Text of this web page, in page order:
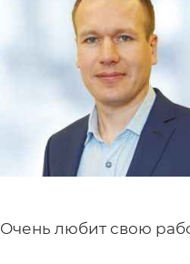
Очень любит свою